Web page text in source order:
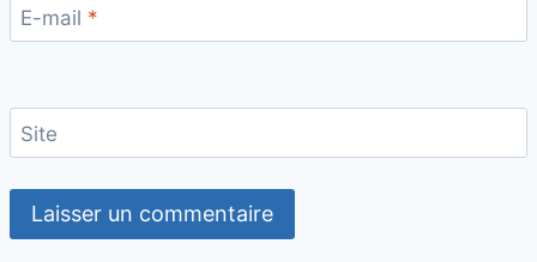
E-mail *
Site